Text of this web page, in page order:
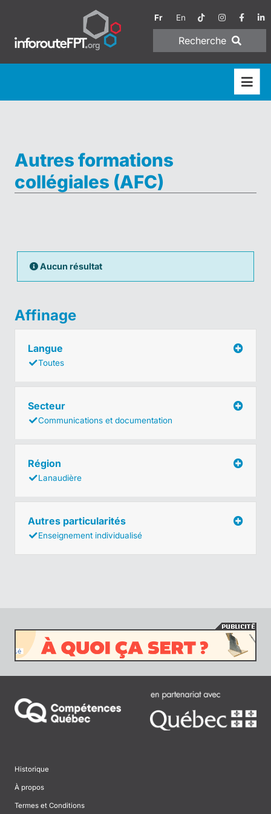
Fr En
Recherche
Autres formations
collégiales (AFC)
Aucun résultat
Affinage
Langue
Toutes
Secteur
Communications et documentation
Région
Lanaudière
Autres particularités
Enseignement individualisé
Historique
À propos
Termes et Conditions